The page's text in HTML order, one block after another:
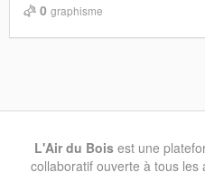
0 graphisme
L'Air du Bois est une
collaboratif ouverte à tous les